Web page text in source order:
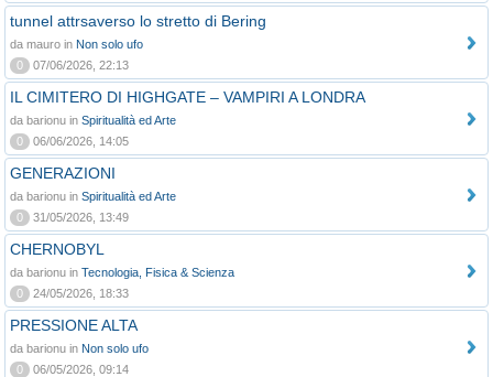
tunnel attrsaverso lo stretto di Bering
da mauro in Non solo ufo
0
07/06/2026, 22:13
IL CIMITERO DI HIGHGATE – VAMPIRI A LONDRA
da barionu in Spiritualità ed Arte
0
06/06/2026, 14:05
GENERAZIONI
da barionu in Spiritualità ed Arte
0
31/05/2026, 13:49
CHERNOBYL
da barionu in Tecnologia, Fisica & Scienza
0
24/05/2026, 18:33
PRESSIONE ALTA
da barionu in Non solo ufo
0
06/05/2026, 09:14